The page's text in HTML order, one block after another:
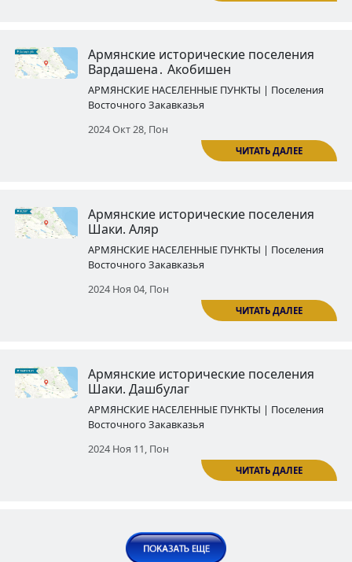
Армянские исторические
Евлаха․ Араш
Восточного Закавказья
2024 Окт 14, Пон
АРМЯНСКИЕ НАСЕЛЕННЫЕ ПУНКТЫ |
Восточного Закавказья
Армянские исторические